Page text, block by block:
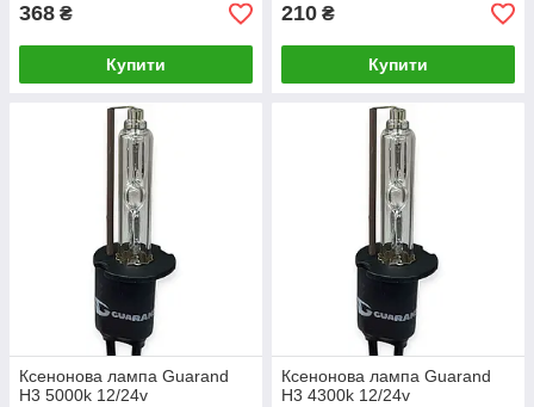
368 ₴
Купити
210 ₴
Купити
Ксенонова лампа Guarand
H3 5000k 12/24v
Ксенонова лампа Guarand
H3 4300k 12/24v